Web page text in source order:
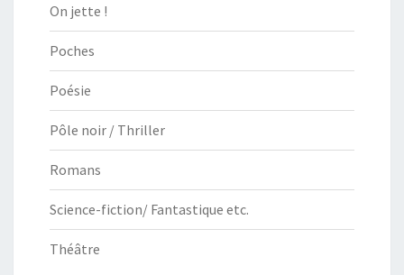
On jette !
Poches
Poésie
Pôle noir / Thriller
Romans
Science-fiction/ Fantastique etc.
Théâtre